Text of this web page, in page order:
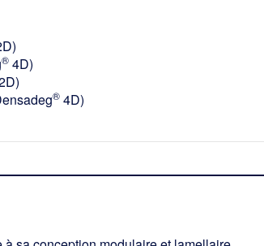
® 4D)
® 4D)